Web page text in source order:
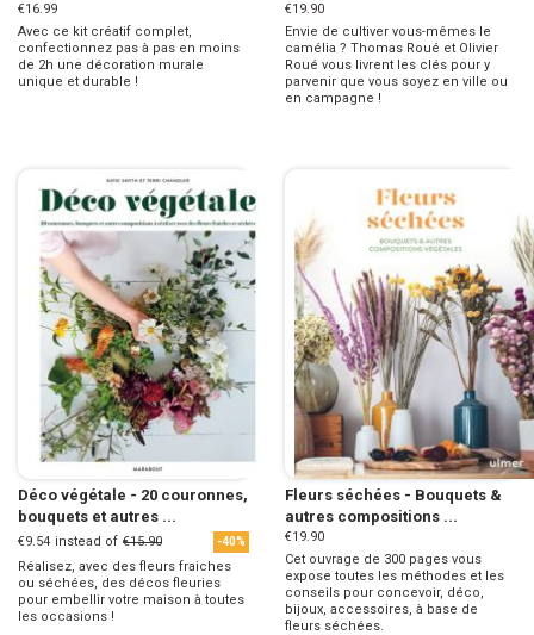
€16.99
Avec ce kit créatif complet,
confectionnez pas à pas en moins
de 2h une décoration murale
unique et durable !
€19.90
Envie de cultiver vous-mêmes le
camélia ? Thomas Roué et Olivier
Roué vous livrent les clés pour y
parvenir que vous soyez en ville ou
en campagne !
Déco végétale - 20 couronnes,
bouquets et autres ...
€9.54 instead of €15.90 -40%
Réalisez, avec des fleurs fraiches
ou séchées, des décos fleuries
pour embellir votre maison à toutes
les occasions !
Fleurs séchées - Bouquets &
autres compositions ...
€19.90
Cet ouvrage de 300 pages vous
expose toutes les méthodes et les
conseils pour concevoir, déco,
bijoux, accessoires, à base de
fleurs séchées.